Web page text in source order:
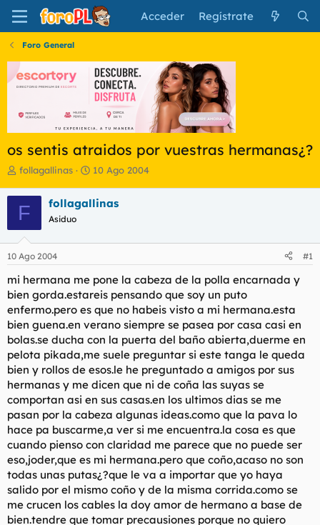
Acceder Regístrate
Foro General
os sentis atraidos por vuestras hermanas¿?
I
i
c
i
a
d
o
d
e
l
t
e
m
a
follagallinas
F
h
e
i
c
i
o
10 Ago 2004
F follagallinas
Asiduo
10 Ago 2004 #1
mi hermana me pone la cabeza de la polla encarnada y
bien gorda.estareis pensando que soy un puto
enfermo.pero es que no habeis visto a mi hermana.esta
bien guena.en verano siempre se pasea por casa casi en
bolas.se ducha con la puerta del baño abierta,duerme en
pelota pikada,me suele preguntar si este tanga le queda
bien y rollos de esos.le he preguntado a amigos por sus
hermanas y me dicen que ni de coña las suyas se
comportan asi en sus casas.en los ultimos dias se me
pasan por la cabeza algunas ideas.como que la pava lo
hace pa buscarme,a ver si me encuentra.la cosa es que
cuando pienso con claridad me parece que no puede ser
eso,joder,que es mi hermana.pero que coño,acaso no son
todas unas putas¿?que le va a importar que yo haya
salido por el mismo coño y de la misma corrida.como se
me crucen los cables la doy amor de hermano a base de
bien.tendre que tomar precausiones porque no quiero